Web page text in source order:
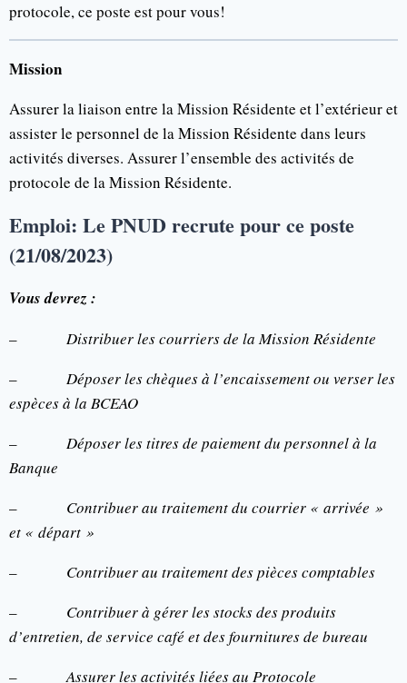
protocole, ce poste est pour vous!
Mission
Assurer la liaison entre la Mission Résidente et l’extérieur et
assister le personnel de la Mission Résidente dans leurs
activités diverses. Assurer l’ensemble des activités de
protocole de la Mission Résidente.
Emploi: Le PNUD recrute pour ce poste
(21/08/2023)
Vous devrez :
– Distribuer les courriers de la Mission Résidente
– Déposer les chèques à l’encaissement ou verser les
espèces à la BCEAO
– Déposer les titres de paiement du personnel à la
Banque
– Contribuer au traitement du courrier « arrivée »
et « départ »
– Contribuer au traitement des pièces comptables
– Contribuer à gérer les stocks des produits
d’entretien, de service café et des fournitures de bureau
–Assurer les activités liées au Protocole